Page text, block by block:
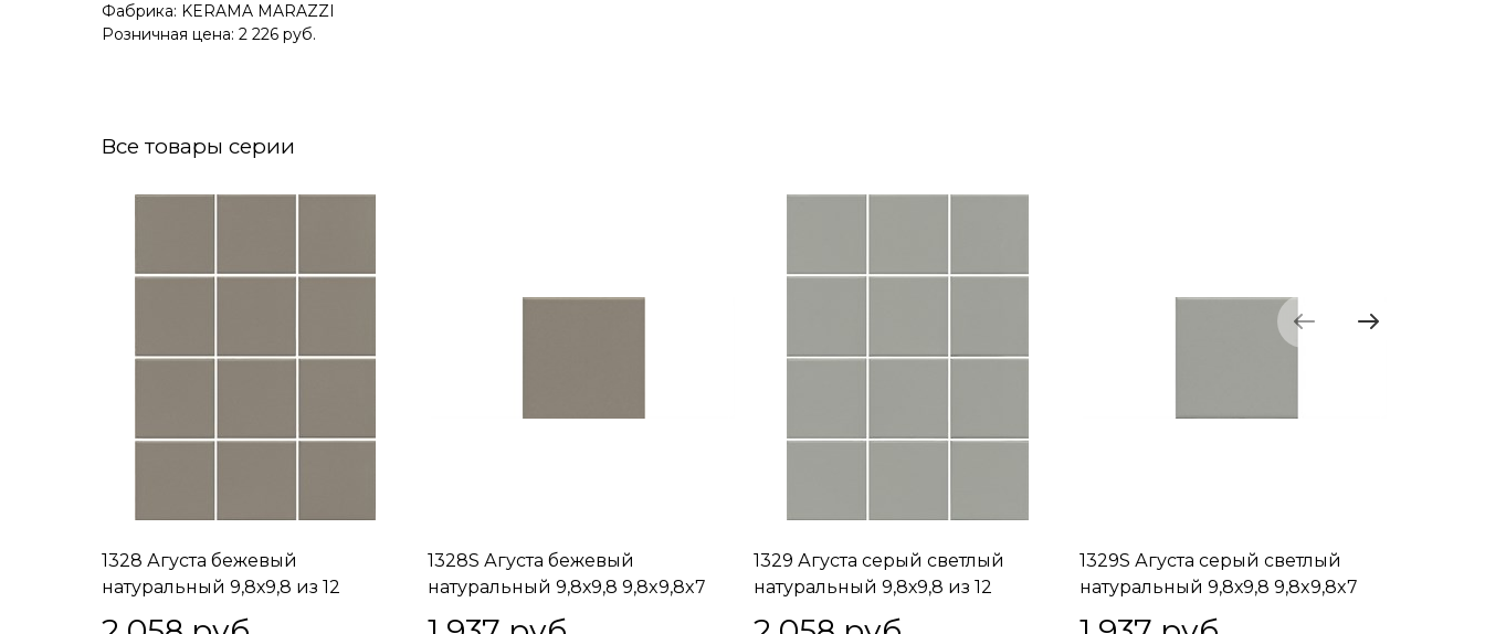
Фабрика: KERAMA MARAZZI
Розничная цена: 2 226 руб.
Все товары серии
1328 Агуста бежевый
натуральный 9,8х9,8 из 12
частей 9,8x9,8x7
1328S Агуста бежевый
натуральный 9,8х9,8 9,8x9,8x7
1329 Агуста серый светлый
натуральный 9,8х9,8 из 12
частей 9,8x9,8x7
1329S Агуста серый светлый
натуральный 9,8х9,8 9,8x9,8x7